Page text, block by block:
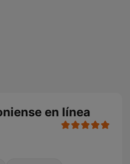
en línea